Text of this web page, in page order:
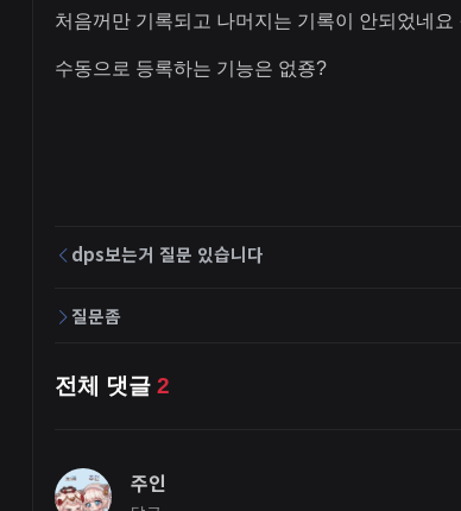
처음꺼만 기록되고 나머지는 기록이 안되었네요
수동으로 등록하는 기능은 없죵?
dps보는거 질문 있습니다
질문좀
전체 댓글 2
주인